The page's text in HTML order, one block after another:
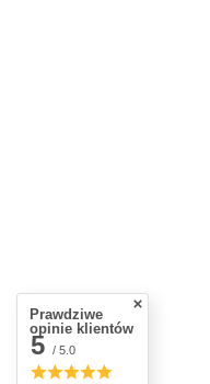
Prawdziwe
opinie klientów
5 / 5.0